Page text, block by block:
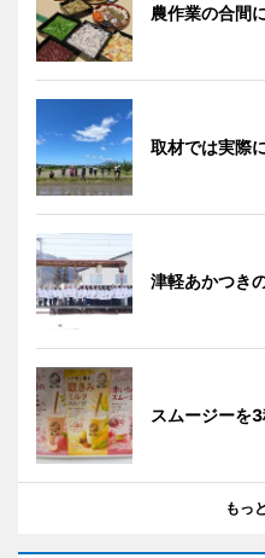
農作業の合間
取材では実際
津軽あかつき
スムージーを
もっ